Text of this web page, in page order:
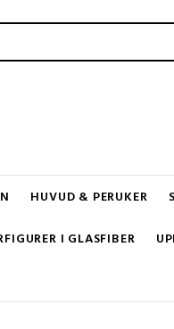
HUVUD & PERUKER
I GLASFIBER